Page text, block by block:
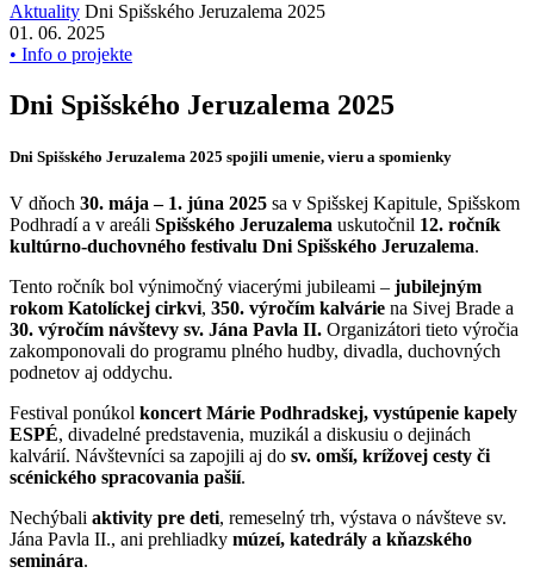
Aktuality Dni Spišského Jeruzalema 2025
01. 06. 2025
• Info o projekte
Dni Spišského Jeruzalema 2025
Dni Spišského Jeruzalema 2025 spojili umenie, vieru a spomienky
V dňoch 30. mája – 1. júna 2025 sa v Spišskej Kapitule, Spišskom
Podhradí a v areáli Spišského Jeruzalema uskutočnil 12. ročník
kultúrno-duchovného festivalu Dni Spišského Jeruzalema.
Tento ročník bol výnimočný viacerými jubileami – jubilejným
rokom Katolíckej cirkvi, 350. výročím kalvárie na Sivej Brade a
30. výročím návštevy sv. Jána Pavla II. Organizátori tieto výročia
zakomponovali do programu plného hudby, divadla, duchovných
podnetov aj oddychu.
Festival ponúkol koncert Márie Podhradskej, vystúpenie kapely
ESPÉ, divadelné predstavenia, muzikál a diskusiu o dejinách
kalvárií. Návštevníci sa zapojili aj do sv. omší, krížovej cesty či
scénického spracovania pašií.
Nechýbali aktivity pre deti, remeselný trh, výstava o návšteve sv.
Jána Pavla II., ani prehliadky múzeí, katedrály a kňazského
seminára.